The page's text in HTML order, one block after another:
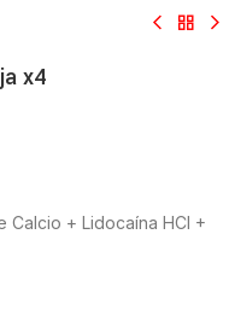
x4
Calcio + Lidocaína HCI +